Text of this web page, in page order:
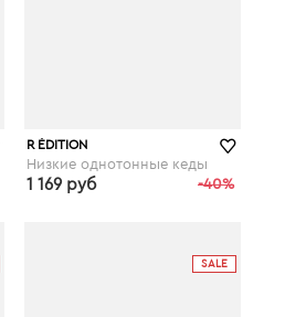
R ÉDITION
Низкие однотонные кеды
-40%
1 169 руб
SALE